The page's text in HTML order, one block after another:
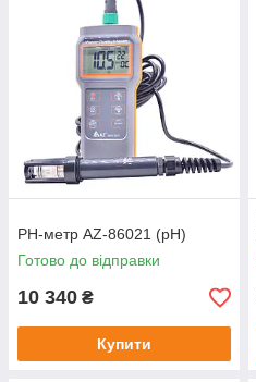
PH-метр AZ-86021 (pH)
Готово до відправки
10 340 ₴
Купити